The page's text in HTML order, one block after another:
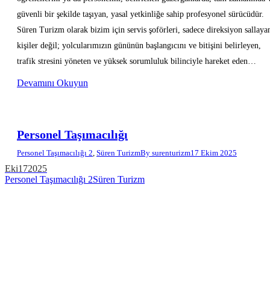
güvenli bir şekilde taşıyan, yasal yetkinliğe sahip profesyonel sürücüdür.
Süren Turizm olarak bizim için servis şoförleri, sadece direksiyon
kişiler değil; yolcularımızın gününün başlangıcını ve bitişini belirleyen,
trafik stresini yöneten ve yüksek sorumluluk bilinciyle hareket eden…
Devamını Okuyun
Personel Taşımacılığı
Personel Taşımacılığı 2, Süren TurizmBy surenturizm17 Ekim 2025
Eki172025
Personel Taşımacılığı 2Süren Turizm